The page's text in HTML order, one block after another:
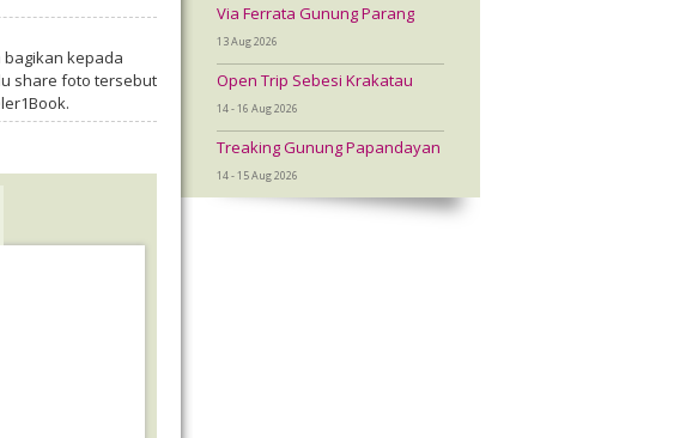
bagikan kepada
share foto tersebut
Via Ferrata Gunung Parang
13 Aug 2026
Open Trip Sebesi Krakatau
14 - 16 Aug 2026
Treaking Gunung Papandayan
14 - 15 Aug 2026